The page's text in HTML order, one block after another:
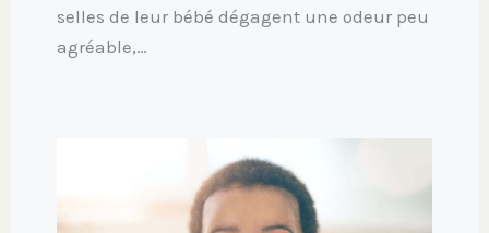
selles de leur bébé dégagent une odeur peu
agréable,…